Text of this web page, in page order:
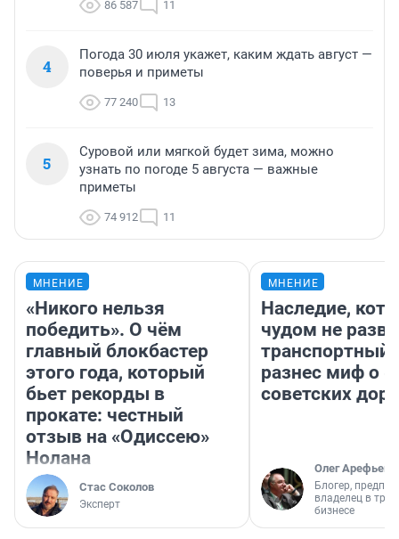
86 587 11
4
Погода 30 июля укажет, каким ждать август —
поверья и приметы
77 240 13
5
Суровой или мягкой будет зима, можно
узнать по погоде 5 августа — важные
приметы
74 912 11
МНЕНИЕ
«Никого нельзя
победить». О чём
главный блокбастер
этого года, который
бьет рекорды в
прокате: честный
отзыв на «Одиссею»
Нолана
Стас Соколов
Эксперт
МНЕНИЕ
Наследие,
чудом не
транспортный
разнес миф о
советских
Олег Арефьев
Блогер,
владелец в
бизнесе